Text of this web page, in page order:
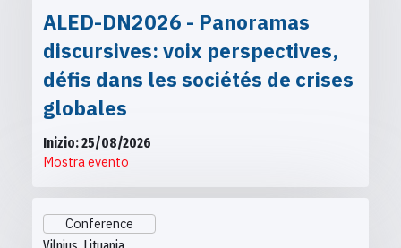
ALED-DN2026 - Panoramas
discursives: voix perspectives,
défis dans les sociétés de crises
globales
Inizio: 25/08/2026
Mostra evento
Conference